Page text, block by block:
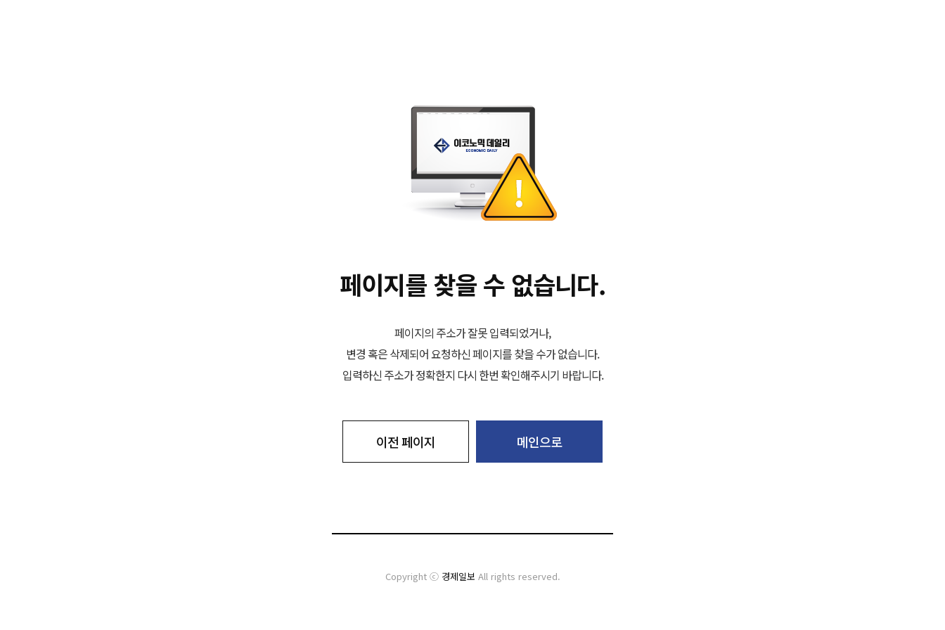
페이지를 찾을 수 없습니다.
페이지의 주소가 잘못 입력되었거나,
변경 혹은 삭제되어 요청하신 페이지를 찾을 수가 없습니다.
입력하신 주소가 정확한지 다시 한번 확인해주시기 바랍니다.
이전 페이지 메인으로
Copyright ⓒ 경제일보 All rights reserved.